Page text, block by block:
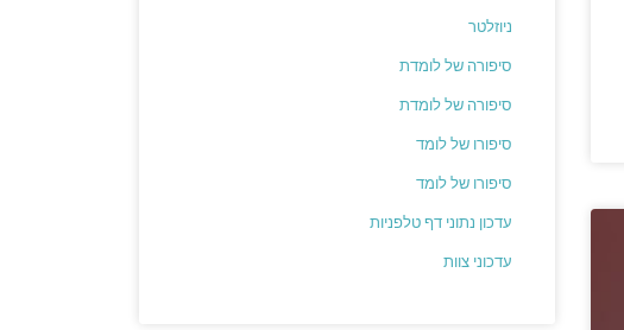
ניוזלטר
סיפורה של לומדת
סיפורה של לומדת
סיפורו של לומד
סיפורו של לומד
עדכון נתוני דף טלפניות
עדכוני צוות